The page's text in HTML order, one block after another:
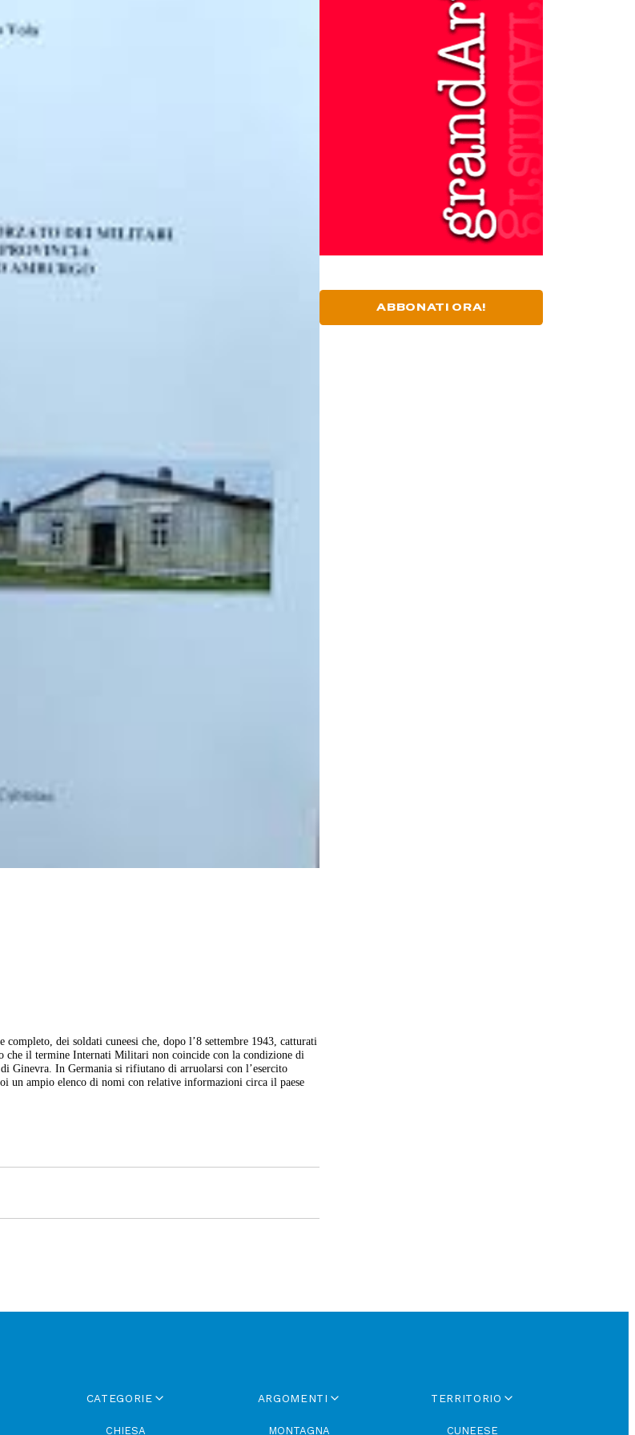
dei soldati cuneesi che, dopo l’8 settembre 1943, catturati
che il termine Internati Militari non coincide con la condizione di
Ginevra. In Germania si rifiutano di arruolarsi con l’esercito
un ampio elenco di nomi con relative informazioni circa il paese
ABBONATI ORA!
CATEGORIE
CHIESA
ARGOMENTI
MONTAGNA
TERRITORIO
CUNEESE